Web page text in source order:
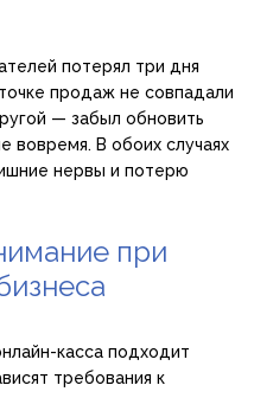
потерял три дня
продаж не совпадали
— забыл обновить
вовремя. В обоих случаях
нервы и потерю
при
касса подходит
требования к